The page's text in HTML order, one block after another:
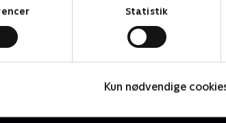
Statistik
Kun nødvendige